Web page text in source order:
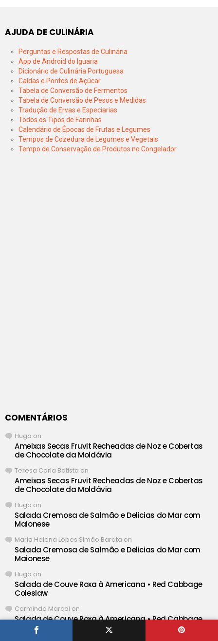
AJUDA DE CULINÁRIA
Perguntas e Respostas de Culinária
App de Android do Iguaria
Dicionário de Culinária Portuguesa
Caldas e Pontos de Açúcar
Tabela de Conversão de Fermentos
Tabela de Conversão de Pesos e Medidas
Tradução de Ervas e Especiarias
Todos os Tipos de Farinhas
Calendário de Épocas de Frutas e Legumes
Tempos de Cozedura de Legumes e Vegetais
Tempo de Conservação de Produtos no Congelador
COMENTÁRIOS
Hugo on
Ameixas Secas Fruvit Recheadas de Noz e Cobertas
de Chocolate da Moldávia
Teresa Carla Batista on
Ameixas Secas Fruvit Recheadas de Noz e Cobertas
de Chocolate da Moldávia
Hugo on
Salada Cremosa de Salmão e Delicias do Mar com
Maionese
Maria Helena Lopes Simão Barata on
Salada Cremosa de Salmão e Delicias do Mar com
Maionese
Hugo on
Salada de Couve Roxa à Americana • Red Cabbage
Coleslaw
Carminda Marçal on
Salada de Couve Roxa à Americana • Red Cabbage
Coleslaw